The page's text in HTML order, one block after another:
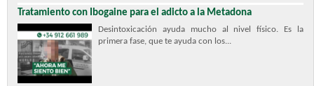
Tratamiento con Ibogaine para el adicto a la Metadona
Desintoxicación ayuda mucho al nivel físico. Es la
primera fase, que te ayuda con los...